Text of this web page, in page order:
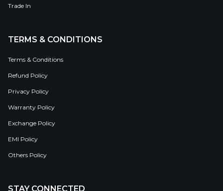
Trade In
TERMS & CONDITIONS
Terms & Conditions
Refund Policy
Privacy Policy
Warranty Policy
Exchange Policy
EMI Policy
Others Policy
STAY CONNECTED